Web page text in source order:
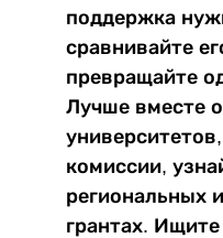
поддержка
сравнивайте
превращайте
Лучше вместе
комиссии,
региональных
грантах.